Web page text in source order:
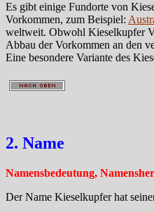
Es gibt einige Fundorte von
Vorkommen, zum Beispiel:
weltweit. Obwohl Kieselkupfer
Abbau der Vorkommen an den
Eine besondere Variante des
2. Name
Namensbedeutung,
Der Name Kieselkupfer hat